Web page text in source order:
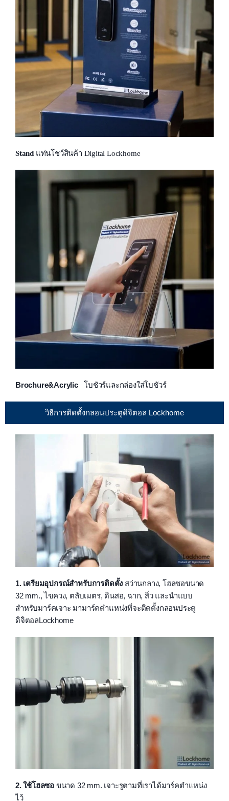
Stand แท่นโชว์สินค้า Digital Lockhome
Brochure&Acrylicโบชัวร์และกล่องใส่โบชัวร์
วิธีการติดตั้งกลอนประตูดิจิตอล Lockhome
1. เตรียมอุปกรณ์สำหรับการติดตั้ง สว่านกลาง, โฮลซอขนาด
32 mm., ไขควง, ตลับเมตร, ดินสอ, ฉาก, สิ่ว และนำแบบ
สำหรับมาร์คเจาะ มามาร์คตำแหน่งที่จะติดตั้งกลอนประตู
ดิจิตอลLockhome
2. ใช้โฮลซอ ขนาด 32 mm. เจาะรูตามที่เราได้มาร์คตำแหน่ง
ไว้